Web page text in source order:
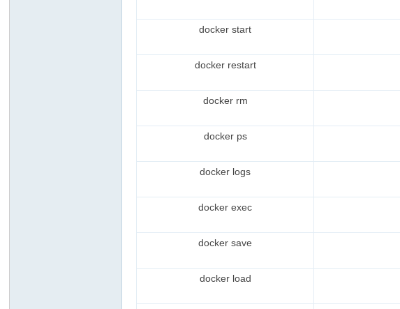
docker start
docker restart
docker rm
docker ps
docker logs
docker exec
docker save
docker load